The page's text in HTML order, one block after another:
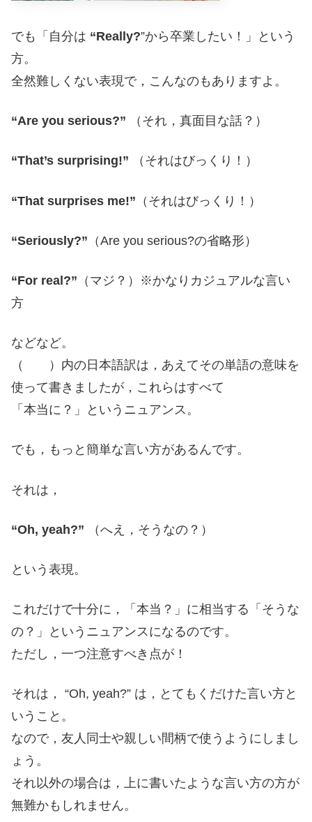
でも「自分は “Really?”から卒業したい！」という
方。
全然難しくない表現で，こんなのもありますよ。
“Are you serious?” （それ，真面目な話？）
“That’s surprising!” （それはびっくり！）
“That surprises me!” （それはびっくり！）
“Seriously?” （Are you serious?の省略形）
“For real?” （マジ？）※かなりカジュアルな言い
方
などなど。
（ ）内の日本語訳は，あえてその単語の意味を
使って書きましたが，これらはすべて
「本当に？」というニュアンス。
でも，もっと簡単な言い方があるんです。
それは，
“Oh, yeah?” （へえ，そうなの？）
という表現。
これだけで十分に，「本当？」に相当する「そうな
の？」というニュアンスになるのです。
ただし，一つ注意すべき点が！
それは， “Oh, yeah?” は，とてもくだけた言い方と
いうこと。
なので，友人同士や親しい間柄で使うようにしまし
ょう。
それ以外の場合は，上に書いたような言い方の方が
無難かもしれません。